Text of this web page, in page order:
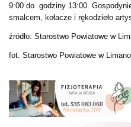
9:00 do godziny 13:00.
smalcem, kołacze i rękodzieło
źródło: Starostwo Powiatowe w
fot. Starostwo Powiatowe w